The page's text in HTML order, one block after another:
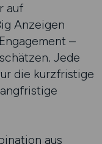
auf
Anzeigen
–
Jede
die kurzfristige
aus